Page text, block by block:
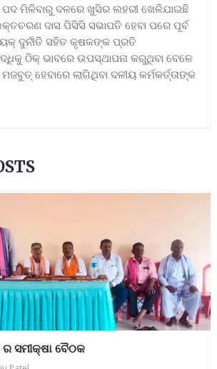
ମିଳିବାରୁ ଦଳରେ ଖୁସିର ଲହରୀ ଖେଳିଯାଇଛି
ଦାସ ପିସିସି ସଭାପତି ହେବା ପରେ ପୂର୍ବ
ଦୁର୍ନୀତି ସହିତ କୃଷକଙ୍କ ପ୍ରତି
ଠିକ୍ ଭାବରେ ଉପସ୍ଥାପନା କରୁଥିବା ବେଳେ
ହେବାରେ ଲାଗିଥିବା ଦଳୀୟ କର୍ମକର୍ତ୍ତାଙ୍କ
ସମୀକ୍ଷା ବୈଠକ